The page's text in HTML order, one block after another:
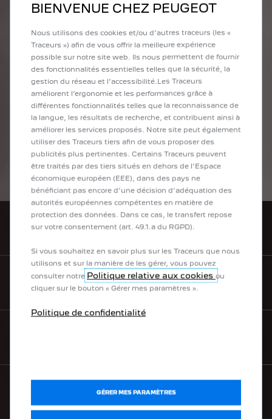
CONSOMMATION DE
CARBURANT ET EMISSIONS DE
CO2
Données estimées, communiquées à titre indicatif
et sous réserve d’homologation :
Consommation WLTP : 4,4 - 5,2 l/100km
Émissions WLTP : 102 - 117 de CO2/km
Consommation électrique WLTP : 14 - 16,1
kwh/100km
TROUVEZ UN POINT DE VENTE
BROCHURES & PRIX
BIENVENUE CHEZ PEUGEOT
Nous utilisons des cookies et/ou d’autres traceurs (les «
Traceurs ») afin de vous offrir la meilleure expérience
possible sur notre site web. Ils nous permettent de fournir
des fonctionnalités essentielles telles que la sécurité, la
gestion du réseau et l’accessibilité.Les Traceurs
améliorent l’ergonomie et les performances grâce à
différentes fonctionnalités telles que la reconnaissance de
la langue, les résultats de recherche, et contribuent ainsi à
améliorer les services proposés. Notre site peut également
utiliser des Traceurs tiers afin de vous proposer des
publicités plus pertinentes. Certains Traceurs peuvent
être traités par des tiers situés en dehors de l’Espace
économique européen (EEE), dans des pays ne
bénéficiant pas encore d’une décision d’adéquation des
autorités européennes compétentes en matière de
protection des données. Dans ce cas, le transfert repose
sur votre consentement (art. 49.1.a du RGPD).
Si vous souhaitez en savoir plus sur les Traceurs que nous
utilisons et sur la manière de les gérer, vous pouvez
consulter notre Politique relative aux cookies ou
cliquer sur le bouton « Gérer mes paramètres ».
Politique de confidentialité
GÉRER MES PARAMÈTRES